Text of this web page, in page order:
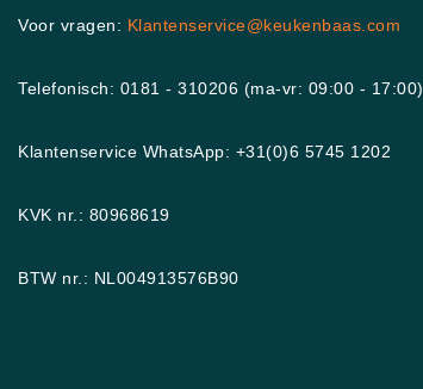
Voor vragen: Klantenservice@keukenbaas.com
Telefonisch: 0181 - 310206 (ma-vr: 09:00 - 17:00)
Klantenservice WhatsApp: +31(0)6 5745 1202
KVK nr.: 80968619
BTW nr.: NL004913576B90